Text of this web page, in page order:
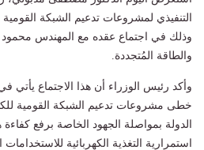
التنفيذي لمشروعات تدعيم الشبكة القومية
وذلك في اجتماع عقده مع المهندس
والطاقة المُتجددة.
وأكد رئيس الوزراء أن هذا الاجتماع يأتي
خطى مشروعات تدعيم الشبكة القومية
الدولة بمواصلة الجهود الخاصة برفع
استمرارية التغذية الكهربائية للاستخدامات